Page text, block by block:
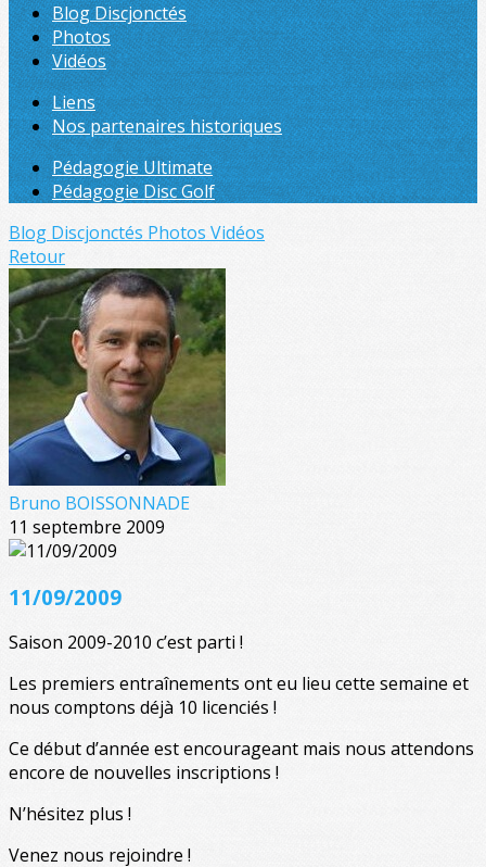
Blog Discjonctés
Photos
Vidéos
Liens
Nos partenaires historiques
Pédagogie Ultimate
Pédagogie Disc Golf
Blog Discjonctés Photos Vidéos
Retour
Bruno BOISSONNADE
11 septembre 2009
11/09/2009
Saison 2009-2010 c’est parti !
Les premiers entraînements ont eu lieu cette semaine et
nous comptons déjà 10 licenciés !
Ce début d’année est encourageant mais nous attendons
encore de nouvelles inscriptions !
N’hésitez plus !
Venez nous rejoindre !